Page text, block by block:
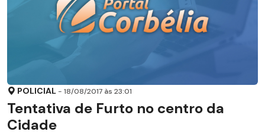
POLICIAL - 18/08/2017 às 23:01
Tentativa de Furto no centro da
Cidade